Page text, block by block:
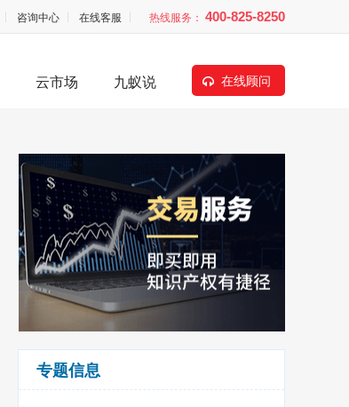
咨询中心 在线客服 热线服务： 400-825-8250
在线顾问
云市场 九蚁说
专题信息